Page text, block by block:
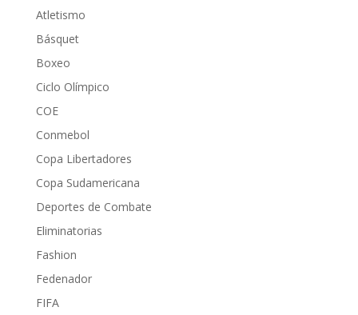
Atletismo
Básquet
Boxeo
Ciclo Olímpico
COE
Conmebol
Copa Libertadores
Copa Sudamericana
Deportes de Combate
Eliminatorias
Fashion
Fedenador
FIFA